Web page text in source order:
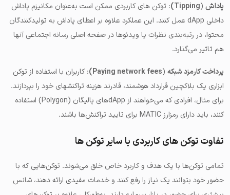
پاداش (
Tipping) : توکن های کاربردی ممکن است به‌عنوان مکانیزم پاداش
داخلی dApp عمل کنند. این عملکرد علاوه بر اعطای پاداش به تولیدکنندگان
محتوا، در رتبه‌بندی نظرات یا ویدئوها در صفحه اصلی رسانه اجتماعی آنها
هم تاثیر می‌گذارد.
پرداخت کارمزد شبکه (
Paying network fees) : کاربران با استفاده از توکن
ابزاری یک بلاکچین قرارداد هوشمند، قادرند هزینه تراکنشهای خود را بپردازند.
برای مثال، افرادی که می‌خواهند از dAppهای پالیگان (Polygon) استفاده
کنند، باید دارای رمزارز MATIC برای تایید تراکنش‌ها باشند.
تفاوت توکن های کاربردی با سایر توکن ها
تمامی توکن‌ها با یک هدف و کاربرد خاص خلق می‌شوند. توکن‌هایی که با
حضور خود بتوانند یک نیاز را رفع کنند و خدمات مفیدی ارائه دهند، شانس